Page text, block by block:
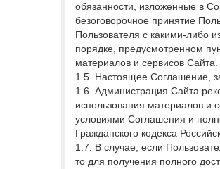
обязанности, изложенные в
безоговорочное принятие
Пользователя с какими-либо
порядке, предусмотренном
материалов и сервисов Сайта.
1.5. Настоящее Соглашение,
1.6. Администрация Сайта
использования материалов и
условиями Соглашения и
Гражданского кодекса
1.7. В случае, если
то для получения полного